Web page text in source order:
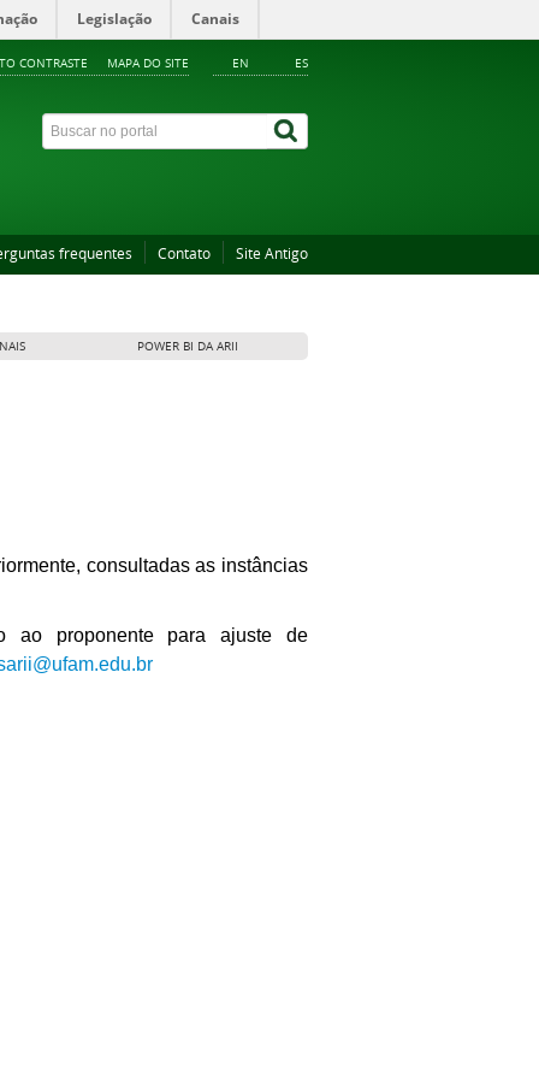
Legislação Canais
EN ES
CONTRASTE MAPA DO SITE
frequentes Contato Site Antigo
POWER BI DA ARII
consultadas as instâncias
ao proponente para ajuste de